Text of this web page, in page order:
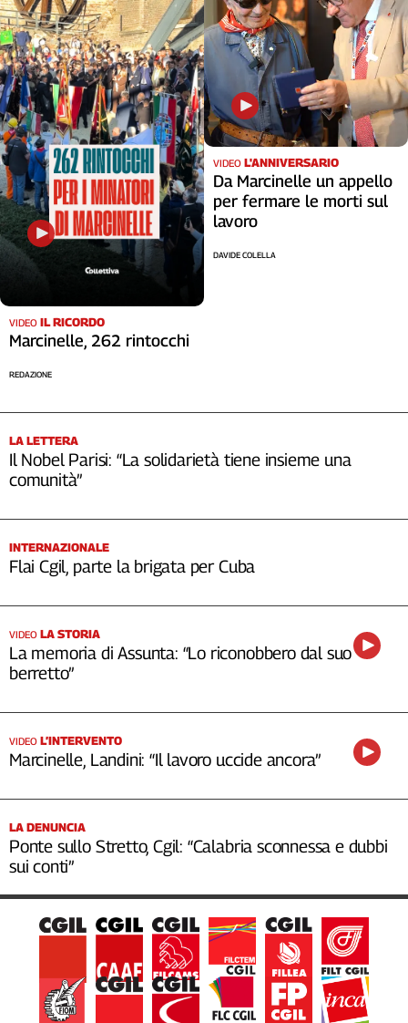
VIDEO IL RICORDO
Marcinelle, 262 rintocchi
REDAZIONE
VIDEO L'ANNIVERSARIO
Da Marcinelle un appello
per fermare le morti sul
lavoro
DAVIDE COLELLA
LA LETTERA
Il Nobel Parisi: “La solidarietà tiene insieme una
comunità”
INTERNAZIONALE
Flai Cgil, parte la brigata per Cuba
VIDEO LA STORIA
La memoria di Assunta: “Lo riconobbero dal suo
berretto”
VIDEO L’INTERVENTO
Marcinelle, Landini: “Il lavoro uccide ancora”
LA DENUNCIA
Ponte sullo Stretto, Cgil: “Calabria sconnessa e dubbi
sui conti”